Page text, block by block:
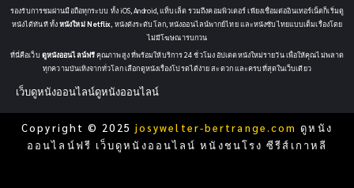
รองรับการชมผ่านมือถือทุกระบบ ทั้ง iOS, Android, แท็บเล็ต รวมถึงคอมพิวเตอร์ เพียงเชื่อมต่ออินเทอร์เน็ตก็เริ่มดู
หนังได้ทันที ทั้งหนังใหม่ Netflix, หนังดังระดับโลก, หนังออนไลน์พากย์ไทย และหนังซับไทยแบบเต็มเรื่องโดย
ไม่มีโฆษณารบกวน
ที่นี่คือเว็บ ดูหนังออนไลน์ฟรีคุณภาพสูง ที่พร้อมให้บริการ 24 ชั่วโมง อัปเดตหนังใหม่รายวัน เพื่อให้คุณไม่พลาด
ทุกความบันเทิงจากทั่วโลก เลือกดูหนังเรื่องโปรดได้ง่าย สะดวก และครบที่สุดในเว็บเดียว
เว็บดูหนังออนไลน์ดูหนังออนไลน์
Copyright © 2025 josywelter-bertrange.com ดูหนัง
ออนไลน์ฟรี เว็บดูหนังออนไลน์ หนังชนโรง ซีรีส์เกาหลี